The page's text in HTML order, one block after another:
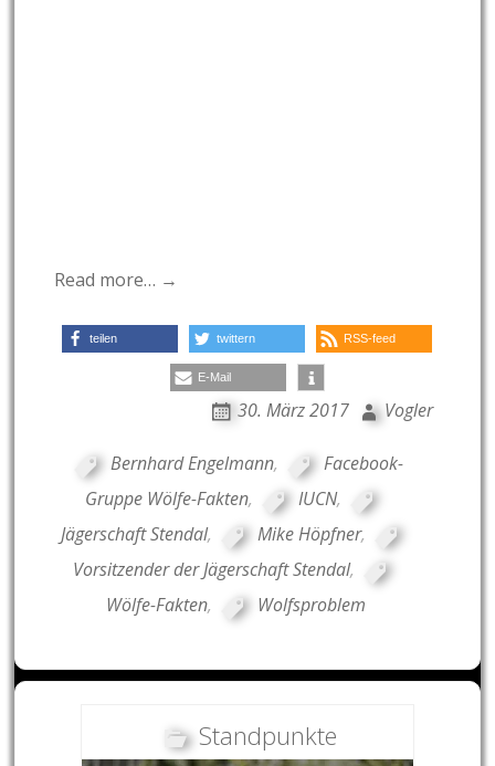
Read more… →
teilen twittern RSS-feed
E-Mail
30. März 2017 Vogler
Bernhard Engelmann,
Facebook-
Gruppe Wölfe-Fakten, IUCN,
Jägerschaft Stendal, Mike Höpfner,
Vorsitzender der Jägerschaft Stendal,
Wölfe-Fakten, Wolfsproblem
Standpunkte